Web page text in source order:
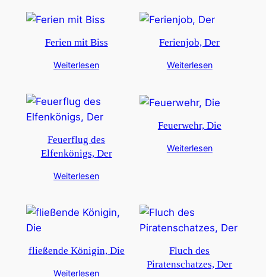
Ferien mit Biss
Weiterlesen
Ferienjob, Der
Weiterlesen
Feuerflug des
Elfenkönigs, Der
Weiterlesen
Feuerwehr, Die
Weiterlesen
fließende Königin, Die
Weiterlesen
Fluch des
Piratenschatzes, Der